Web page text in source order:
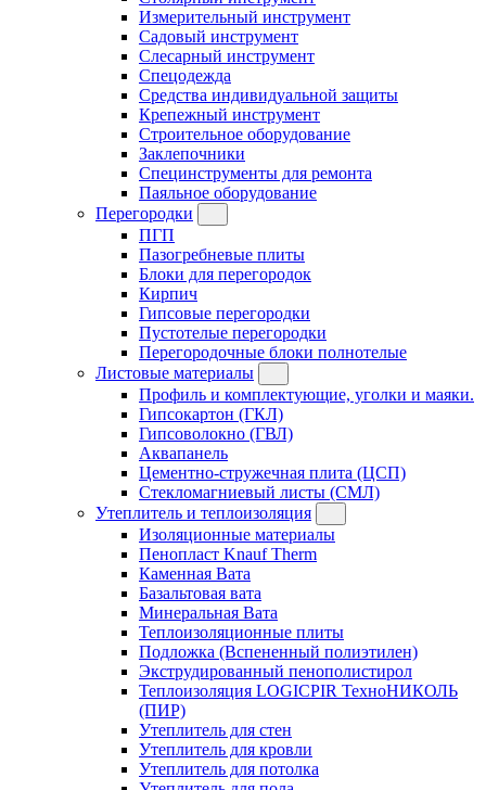
Измерительный инструмент
Садовый инструмент
Слесарный инструмент
Спецодежда
Средства индивидуальной защиты
Крепежный инструмент
Строительное оборудование
Заклепочники
Специнструменты для ремонта
Паяльное оборудование
Перегородки
ПГП
Пазогребневые плиты
Блоки для перегородок
Кирпич
Гипсовые перегородки
Пустотелые перегородки
Перегородочные блоки полнотелые
Листовые материалы
Профиль и комплектующие, уголки и маяки.
Гипсокартон (ГКЛ)
Гипсоволокно (ГВЛ)
Аквапанель
Цементно-стружечная плита (ЦСП)
Стекломагниевый листы (СМЛ)
Утеплитель и теплоизоляция
Изоляционные материалы
Пенопласт Knauf Therm
Каменная Вата
Базальтовая вата
Минеральная Вата
Теплоизоляционные плиты
Подложка (Вспененный полиэтилен)
Экструдированный пенополистирол
Теплоизоляция LOGICPIR ТехноНИКОЛЬ
(ПИР)
Утеплитель для стен
Утеплитель для кровли
Утеплитель для потолка